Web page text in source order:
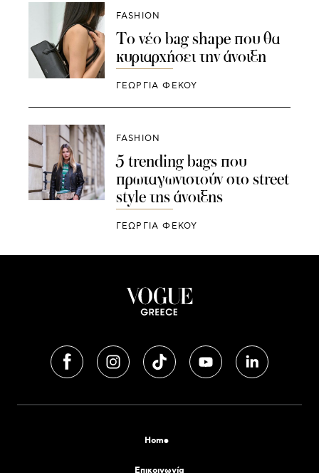
FASHION
To νέο bag shape που θα
κυριαρχήσει την άνοιξη
ΓΕΩΡΓΙΑ ΦΕΚΟΥ
FASHION
5 trending bags που
πρωταγωνιστούν στο street
style της άνοιξης
ΓΕΩΡΓΙΑ ΦΕΚΟΥ
Home
Επικοινωνία